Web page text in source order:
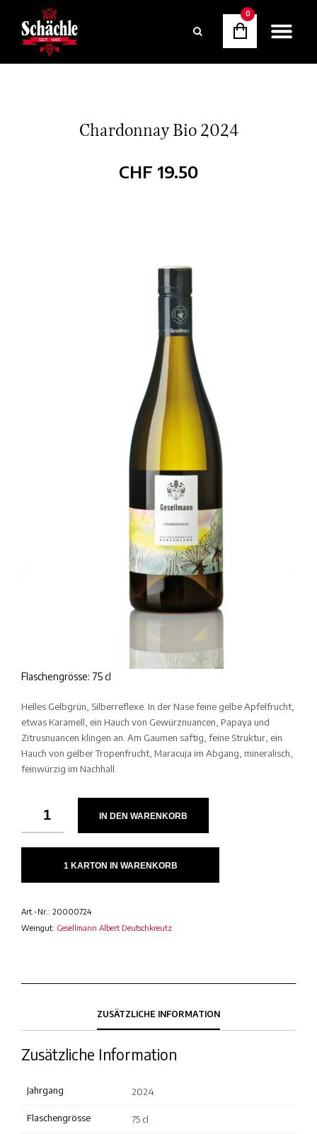
0
Chardonnay Bio 2024
CHF 19.50
Flaschengrösse: 75 cl
Helles Gelbgrün, Silberreflexe. In der Nase feine gelbe Apfelfrucht,
etwas Karamell, ein Hauch von Gewürznuancen, Papaya und
Zitrusnuancen klingen an. Am Gaumen saftig, feine Struktur, ein
Hauch von gelber Tropenfrucht, Maracuja im Abgang, mineralisch,
feinwürzig im Nachhall.
IN DEN WARENKORB
1 KARTON IN WARENKORB
Art.-Nr.: 20000724
Weingut: Gesellmann Albert Deutschkreutz
ZUSÄTZLICHE INFORMATION
Zusätzliche Information
Jahrgang 2024
Flaschengrösse 75 cl